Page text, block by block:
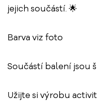
jejich součástí. 🌟
Barva viz foto
Součástí balení jsou
Užijte si výrobu